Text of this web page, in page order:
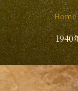
Home
1940